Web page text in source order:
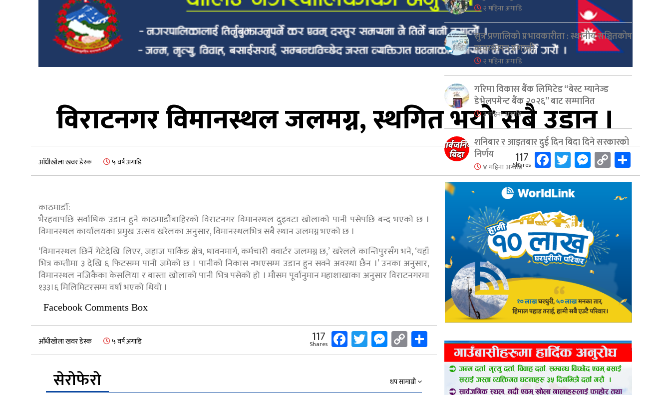
विराटनगर विमानस्थल जलमग्न, स्थगित भयो सबै उडान ।
आँधीखोला खवर डेस्क ५ वर्ष अगाडि 117
Shares Facebook
Twitter
Messenger
Copy
Link
काठमाडौँ:
भैरहवापछि सर्वाधिक उडान हुने काठमाडौंबाहिरको विराटनगर विमानस्थल दुइवटा खोलाको पानी पसेपछि बन्द भएको छ ।
विमानस्थल कार्यालयका प्रमुख उत्सव खरेलका अनुसार, विमानस्थलभित्र सबै स्थान जलमग्न भएको छ ।
‘विमानस्थल छिर्ने गेटेदेखि लिएर, जहाज पार्किङ क्षेत्र, धावनमार्ग, कर्मचारी क्वार्टर जलमग्न छ,’ खरेलले कान्तिपुरसँग भने, ‘यहाँ
भित्र कम्तीमा ३ देखि ६ फिटसम्म पानी जमेको छ । पानीको निकास नभएसम्म उडान हुन सक्ने अवस्था छैन ।’ उनका अनुसार,
विमानस्थल नजिकैका केसलिया र बास्ता खोलाको पानी भित्र पसेको हो । मौसम पूर्वानुमान महाशाखाका अनुसार विराटनगरमा
१३३।६ मिलिमिटरसम्म वर्षा भएको थियो ।
Facebook Comments Box
आँधीखोला खवर डेस्क ५ वर्ष अगाडि 117
Shares Facebook
Twitter
Messenger
Copy
Link
Share
सेरोफेरो
थप सामाग्री
२ महिना अगाडि
सुत्र प्रणालिको प्रभावकारीता : स्थानीय सञ्चितकोष
व्यवस्थापन प्रणाली
२ महिना अगाडि
गरिमा विकास बैंक लिमिटेड “बेस्ट म्यानेज्ड
डेभेलपमेन्ट बैंक २०२६” बाट सम्मानित
३ महिना अगाडि
शनिबार र आइतबार दुई दिन बिदा दिने सरकारको
निर्णय
४ महिना अगाडि